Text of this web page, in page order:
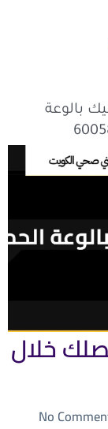
بالوعة
خلال
No